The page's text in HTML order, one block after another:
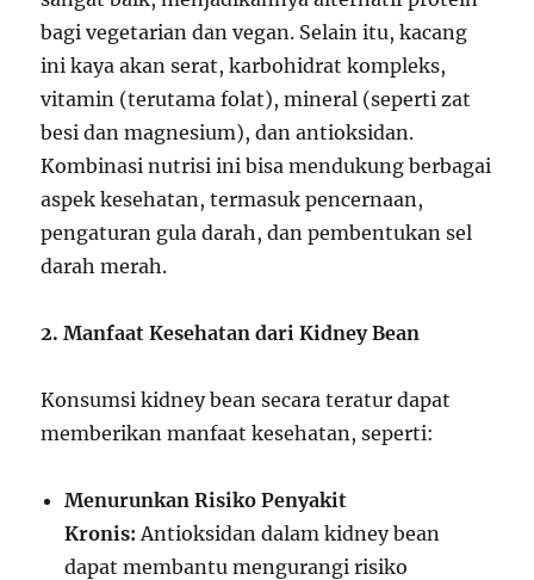
bagi vegetarian dan vegan. Selain itu, kacang
ini kaya akan serat, karbohidrat kompleks,
vitamin (terutama folat), mineral (seperti zat
besi dan magnesium), dan antioksidan.
Kombinasi nutrisi ini bisa mendukung berbagai
aspek kesehatan, termasuk pencernaan,
pengaturan gula darah, dan pembentukan sel
darah merah.
2. Manfaat Kesehatan dari Kidney Bean
Konsumsi kidney bean secara teratur dapat
memberikan manfaat kesehatan, seperti:
Menurunkan Risiko Penyakit
Kronis: Antioksidan dalam kidney bean
dapat membantu mengurangi risiko